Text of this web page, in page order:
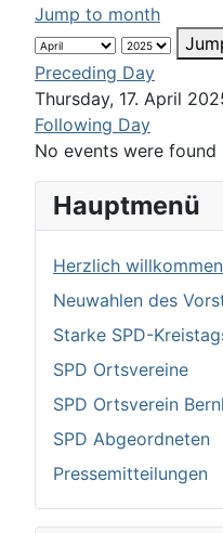
Jump to month
Preceding Day
Thursday, 17. April
Following Day
No events were found
Hauptmenü
Herzlich willkommen
Neuwahlen des
Starke SPD-
SPD Ortsvereine
SPD Ortsverein
SPD Abgeordneten
Pressemitteilungen